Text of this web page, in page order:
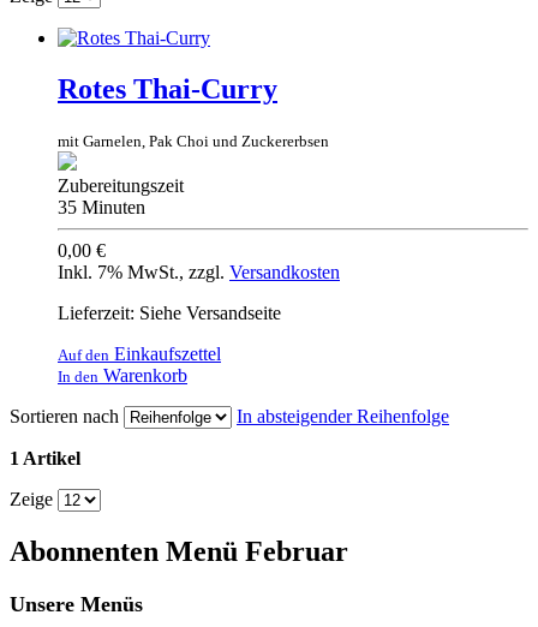
Rotes Thai-Curry
mit Garnelen, Pak Choi und Zuckererbsen
Zubereitungszeit
35 Minuten
0,00 €
Inkl. 7% MwSt., zzgl. Versandkosten
Lieferzeit: Siehe Versandseite
Auf den Einkaufszettel
In den Warenkorb
Sortieren nach
In absteigender Reihenfolge
1 Artikel
Zeige
Abonnenten Menü Februar
Unsere Menüs